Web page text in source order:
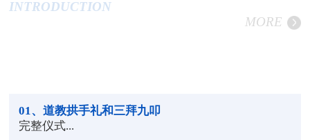
INTRODUCTION
MORE
01 、道教拱手礼和三拜九叩
完整仪式...